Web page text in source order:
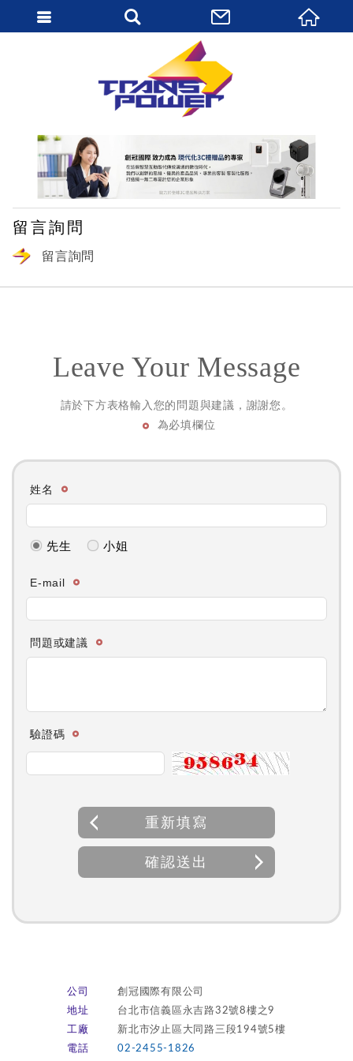
留言詢問
留言詢問
Leave Your Message
請於下方表格輸入您的問題與建議，謝謝您。
為必填欄位
姓名
先生 小姐
E-mail
問題或建議
驗證碼
重新填寫
確認送出
公司
創冠國際有限公司
地址
台北市信義區永吉路32號8樓之9
工廠
新北市汐止區大同路三段194號5樓
電話
02-2455-1826
繁體中文